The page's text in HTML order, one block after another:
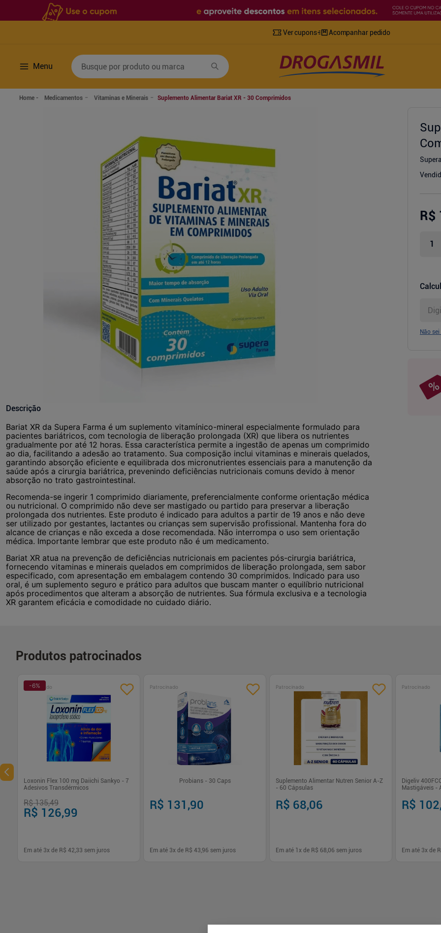
Ver cupons Acompanhar pedido
Menu
Busque por produto ou marca
Medicamentos Vitaminas e Minerais Suplemento Alimentar Bariat XR - 30 Comprimidos
Descrição
Bariat XR da Supera Farma é um suplemento vitamínico-mineral especialmente formulado para
pacientes bariátricos, com tecnologia de liberação prolongada (XR) que libera os nutrientes
gradualmente por até 12 horas. Essa característica permite a ingestão de apenas um comprimido
ao dia, facilitando a adesão ao tratamento. Sua composição inclui vitaminas e minerais quelados,
garantindo absorção eficiente e equilibrada dos micronutrientes essenciais para a manutenção da
saúde após a cirurgia bariátrica, prevenindo deficiências nutricionais comuns devido à menor
absorção no trato gastrointestinal.
Recomenda-se ingerir 1 comprimido diariamente, preferencialmente conforme orientação médica
ou nutricional. O comprimido não deve ser mastigado ou partido para preservar a liberação
prolongada dos nutrientes. Este produto é indicado para adultos a partir de 19 anos e não deve
ser utilizado por gestantes, lactantes ou crianças sem supervisão profissional. Mantenha fora do
alcance de crianças e não exceda a dose recomendada. Não interrompa o uso sem orientação
médica. Importante lembrar que este produto não é um medicamento.
Bariat XR atua na prevenção de deficiências nutricionais em pacientes pós-cirurgia bariátrica,
fornecendo vitaminas e minerais quelados em comprimidos de liberação prolongada, sem sabor
especificado, com apresentação em embalagem contendo 30 comprimidos. Indicado para uso
oral, é um suplemento seguro e prático para adultos que buscam manter o equilíbrio nutricional
após procedimentos que alteram a absorção de nutrientes. Sua fórmula exclusiva e a tecnologia
XR garantem eficácia e comodidade no cuidado diário.
R$
Não sei
Produtos patrocinados
Patrocinado
-6%
Loxonin Flex 100 mg Daiichi Sankyo - 7
Adesivos Transdérmicos
R$ 135,49
R$ 126,99
Em até 3x de R$ 42,33 sem juros
Patrocinado
Probians - 30 Caps
R$ 131,90
Em até 3x de R$ 43,96 sem juros
Patrocinado
Suplemento Alimentar Nutren Senior A-Z
- 60 Cápsulas
R$ 68,06
Em até 1 x de R$ 68,06 sem juros
Patrocinado
Digeliv
Mastigáveis -
R$
Em até 3x de
Termos mais buscados
mounjaro
fralda geriatrica
8º
tylenol
9º
fralda xg
shampoo